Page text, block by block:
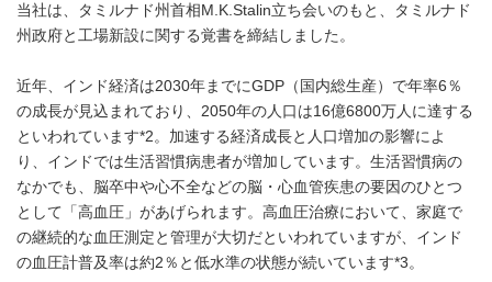
当社は、タミルナド州首相M.K.Stalin立ち会いのもと、タミルナド
州政府と工場新設に関する覚書を締結しました。
近年、インド経済は2030年までにGDP（国内総生産）で年率6％
の成長が見込まれており、2050年の人口は16億6800万人に達する
といわれています*2。加速する経済成長と人口増加の影響によ
り、インドでは生活習慣病患者が増加しています。生活習慣病の
なかでも、脳卒中や心不全などの脳・心血管疾患の要因のひとつ
として「高血圧」があげられます。高血圧治療において、家庭で
の継続的な血圧測定と管理が大切だといわれていますが、インド
の血圧計普及率は約2％と低水準の状態が続いています*3。